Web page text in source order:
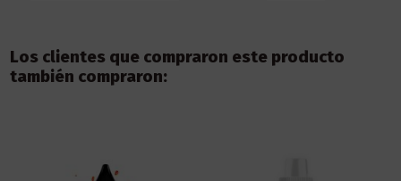
Los clientes que compraron este producto
también compraron: